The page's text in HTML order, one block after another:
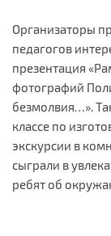
Организаторы
педагогов
презентация
фотографий
безмолвия…».
классе по
экскурсии в
сыграли в
ребят об